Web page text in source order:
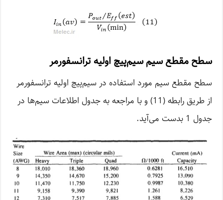
سطح مقطع سیم سیم‌پیچ اولیه ترانسفورمر
سطح مقطع سیم مورد استفاده در سیم‌پیچ اولیه ترانسفورمر
از طریق رابطه (11) و با مراجعه به جدول اطلاعات سیم‌ها در
جدول 1 بدست می‌آید.